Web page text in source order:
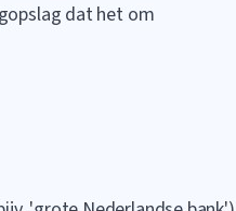
dat het om